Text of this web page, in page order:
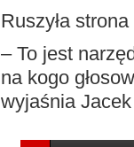
Ruszyła
– To jest
na kogo
wyjaśnia